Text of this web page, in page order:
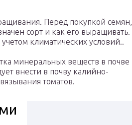
Перед покупкой семян,
сорт и как его выращивать.
климатических условий..
минеральных веществ в почве
внести в почву калийно-
томатов.